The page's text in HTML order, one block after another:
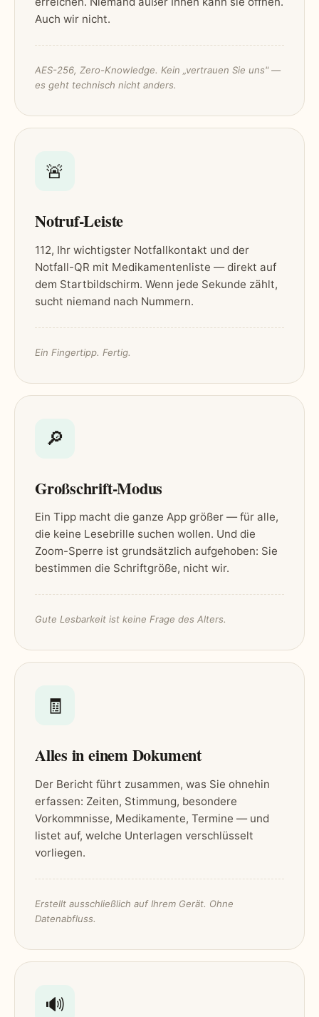
Auch wir nicht.
AES-256, Zero-Knowledge. Kein „vertrauen Sie uns" —
es geht technisch nicht anders.
🚨
Notruf-Leiste
112, Ihr wichtigster Notfallkontakt und der
Notfall-QR mit Medikamentenliste — direkt auf
dem Startbildschirm. Wenn jede Sekunde zählt,
sucht niemand nach Nummern.
Ein Fingertipp. Fertig.
🔎
Großschrift-Modus
Ein Tipp macht die ganze App größer — für alle,
die keine Lesebrille suchen wollen. Und die
Zoom-Sperre ist grundsätzlich aufgehoben: Sie
bestimmen die Schriftgröße, nicht wir.
Gute Lesbarkeit ist keine Frage des Alters.
🧾
Alles in einem Dokument
Der Bericht führt zusammen, was Sie ohnehin
erfassen: Zeiten, Stimmung, besondere
Vorkommnisse, Medikamente, Termine — und
listet auf, welche Unterlagen verschlüsselt
vorliegen.
Erstellt ausschließlich auf Ihrem Gerät. Ohne
Datenabfluss.
🔊